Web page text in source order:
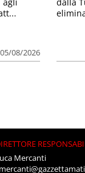
08/2026
agli
dalla
Mercanti